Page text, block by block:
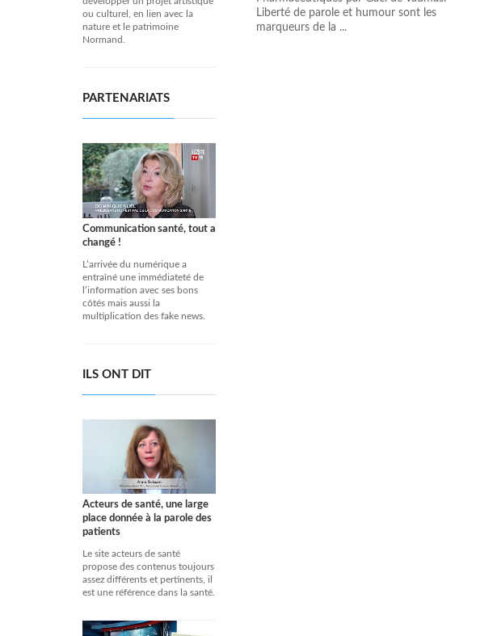
ou culturel, en lien avec la
nature et le patrimoine
Normand.
PARTENARIATS
Communication santé, tout a
changé !
L’arrivée du numérique a
entraîné une immédiateté de
l’information avec ses bons
côtés mais aussi la
multiplication des fake news.
ILS ONT DIT
Acteurs de santé, une large
place donnée à la parole des
patients
Le site acteurs de santé
propose des contenus toujours
assez différents et pertinents, il
est une référence dans la santé.
Liberté de parole et humour sont les
marqueurs de la ...